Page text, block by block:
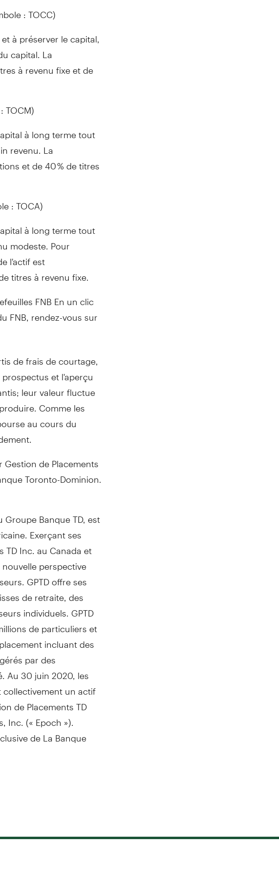
: TOCC)
à préserver le capital,
capital. La
à revenu fixe et de
TOCM)
à long terme tout
revenu. La
et de 40 % de titres
: TOCA)
à long terme tout
modeste. Pour
l'actif est
titres à revenu fixe.
FNB En un clic
FNB, rendez-vous sur
de frais de courtage,
et l'aperçu
leur valeur fluctue
Comme les
au cours du
de Placements
Toronto-Dominion.
Banque TD, est
Exerçant ses
TD Inc. auCanadaet
perspective
GPTD offre ses
de retraite, des
individuels. GPTD
de particuliers et
incluant des
par des
Au 30 juin 2020, les
un actif
de Placements TD
Inc. (« Epoch »).
de La Banque